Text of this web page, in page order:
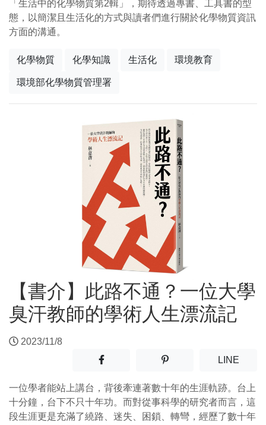
「生活中的化學物質第2輯」，期待透過專書、工具書的型
態，以簡潔且生活化的方式與讀者們進行關於化學物質資訊
方面的溝通。
化學物質 化學知識 生活化 環境教育
環境部化學物質管理署
【書介】此路不通？一位大學
臭汗教師的學術人生漂流記
2023/11/8
分享至facebook(另開新視窗)
分享至噗浪(另開新視窗)
LINE(另開
一位學者能站上講台，背後牽連著數十年的生涯軌跡。台上
十分鐘，台下不只十年功。而對從事科學的研究者而言，這
段生涯更是充滿了繞路、迷失、困鎖、轉彎，經歷了數十年